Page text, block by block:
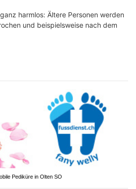
harmlos: Ältere Personen werden
und beispielsweise nach dem
Pediküre in Olten SO